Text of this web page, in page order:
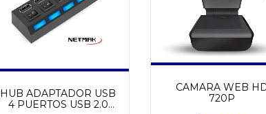
HUB ADAPTADOR USB
4 PUERTOS USB 2.0
CAMARA WEB
720P